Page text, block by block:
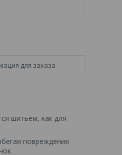
для заказа
шитьем, как для
повреждения